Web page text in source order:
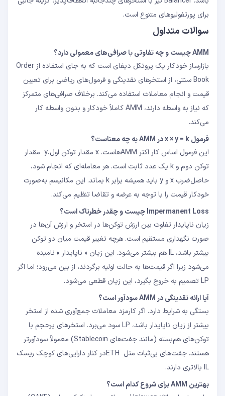
برای پورتفولیوهای متنوع است.
سوالات متداول
AMM چیست و چه تفاوتی با صرافی‌های معمولی دارد؟
بازارساز خودکار یک پروتکل دیفای است که به جای استفاده از Order
Book سنتی، از استخرهای نقدینگی و فرمول‌های ریاضی برای تعیین
قیمت و انجام معاملات استفاده می‌کند. برخلاف صرافی‌های متمرکز
که نیاز به واسطه دارند، AMM کاملاً خودکار و بدون واسطه کار
می‌کند.
فرمول x × y = k در AMM به چه معناست؟
این فرمول اساس کار اکثر AMM‌هاست. x مقدار توکن اول،y مقدار
توکن دوم و k یک عدد ثابت است. هر معامله‌ای که انجام شود،
حاصل‌ضرب x و y باید همیشه برابر k بماند. این مکانیسم به‌صورت
خودکار قیمت را با توجه به عرضه و تقاضا تنظیم می‌کند.
Impermanent Loss چیست و چقدر خطرناک است؟
زیان ناپایدار تفاوت بین ارزش توکن‌ها در استخر و ارزش آن‌ها در
صورت نگهداری مستقیم است. هرچه تغییر قیمت میان دو توکن
بیشتر باشد، IL هم بیشتر می‌شود. این زیان « ناپایدار » نامیده
می‌شود زیرا اگر قیمت‌ها به حالت اولیه برگردند، از بین می‌رود؛ اما اگر
LP تصمیم به خروج بگیرد، این زیان قطعی می‌شود.
آیا ارائه نقدینگی در AMM سودآور است؟
بستگی به شرایط دارد. اگر کارمزد معاملات جمع‌آوری شده از استخر
بیشتر از زیان ناپایدار باشد، LP سود می‌برد. استخرهای پرحجم با
توکن‌های هم‌بسته (مانند جفت‌های Stablecoin) معمولاً سودآورتر
هستند. جفت‌های بی‌ثبات مثل ETHدر کنار دارایی‌های کوچک ریسک
IL بالاتری دارند.
بهترین AMM برای شروع کدام است؟